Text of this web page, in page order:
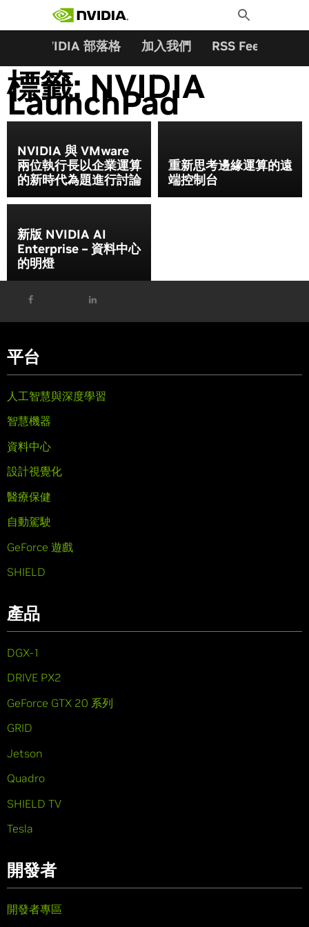
Toggle
Search
NVIDIA 部落格 加入我們 RSS Feeds
標籤:NVIDIA
LaunchPad
NVIDIA 與 VMware
兩位執行長以企業運算
的新時代為題進行討論
重新思考邊緣運算的遠
端控制台
新版 NVIDIA AI
Enterprise – 資料中心
的明燈
平台
人工智慧與深度學習
智慧機器
資料中心
設計視覺化
醫療保健
自動駕駛
GeForce 遊戲
SHIELD
產品
DGX-1
DRIVE PX2
GeForce GTX 20 系列
GRID
Jetson
Quadro
SHIELD TV
Tesla
開發者
開發者專區